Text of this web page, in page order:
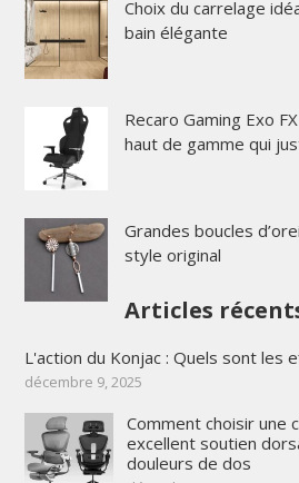
Choix du carrelage
bain élégante
Recaro Gaming Exo
haut de gamme qui
Grandes boucles
style original
Articles
L'action du Konjac : Quels sont les
décembre 9, 2025
Comment choisir une
excellent soutien
douleurs de dos